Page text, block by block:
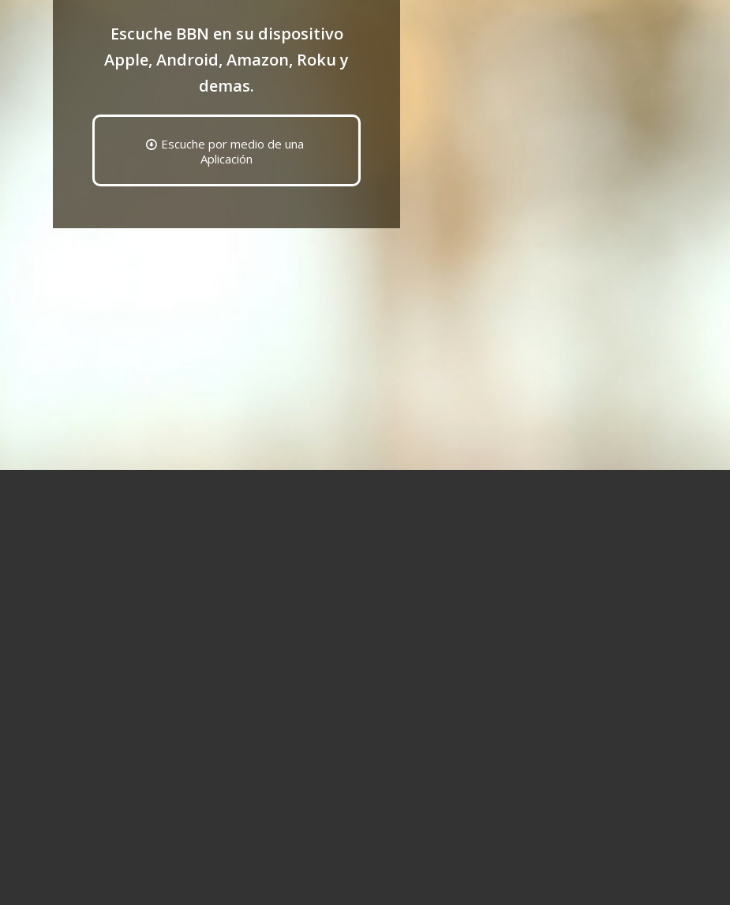
Escuche BBN en su dispositivo
Apple, Android, Amazon, Roku y
demas.
Escuche por medio de una
Aplicación